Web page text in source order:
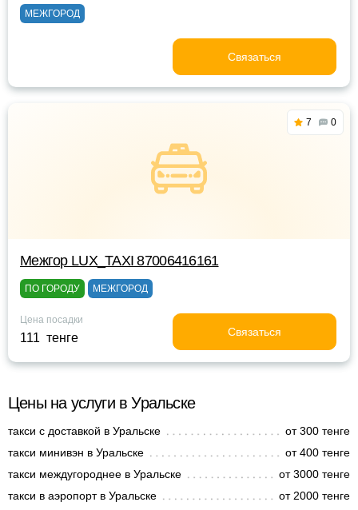
МЕЖГОРОД
Связаться
7 0
Межгор LUX_TAXI 87006416161
ПО ГОРОДУ МЕЖГОРОД
Цена посадки
111 тенге Связаться
Цены на услуги в Уральске
такси с доставкой в Уральске
от 300 тенге
такси минивэн в Уральске
от 400 тенге
такси междугороднее в Уральске
от 3000 тенге
такси в аэропорт в Уральске
от 2000 тенге